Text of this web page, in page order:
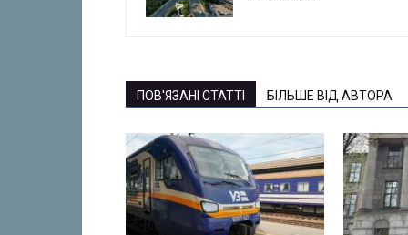
ПОВ'ЯЗАНІ СТАТТІ БІЛЬШЕ ВІД АВТОРА